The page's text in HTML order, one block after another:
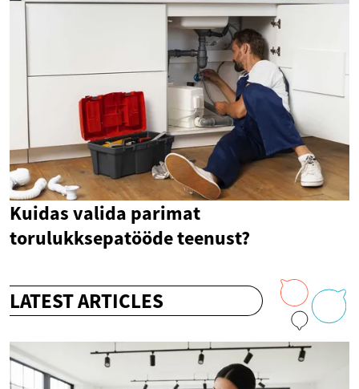
Kuidas valida parimat
torulukksepatööde teenust?
LATEST ARTICLES